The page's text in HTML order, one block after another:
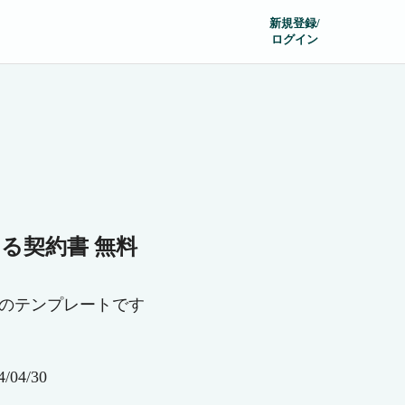
新規登録/
ログイン
契約書 無料
テンプレートです
04/30